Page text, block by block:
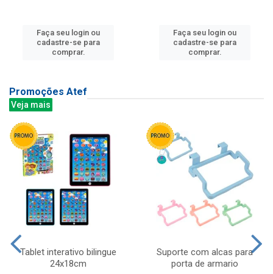
Faça seu login ou
cadastre-se para
comprar.
Faça seu login ou
cadastre-se para
comprar.
Promoções Atef
Veja mais
Tablet interativo bilingue
24x18cm
Suporte com alcas para
porta de armario